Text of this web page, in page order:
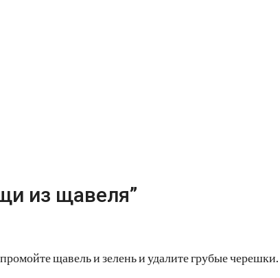
из щавеля”
щавель и зелень и удалите грубые черешки.